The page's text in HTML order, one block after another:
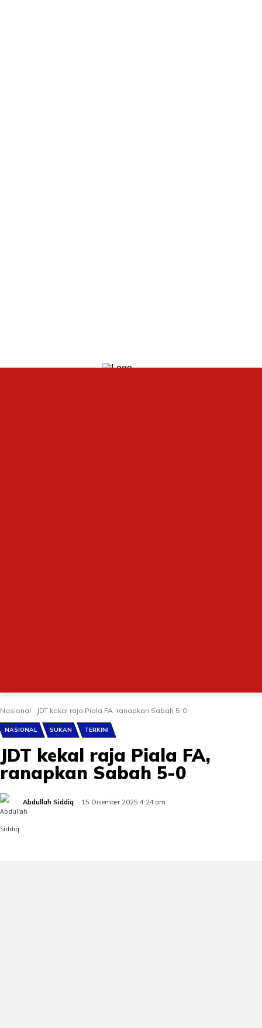
Nasional JDT kekal raja Piala FA, ranapkan Sabah 5-0
NASIONAL SUKAN TERKINI
JDT kekal raja Piala FA,
ranapkan Sabah 5-0
Abdullah Siddiq 15 Disember 2025 4:24 am